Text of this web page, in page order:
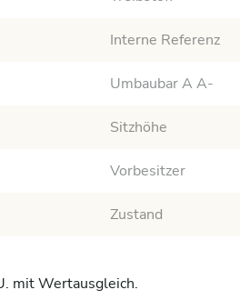
Interne Referenz
Umbaubar A A-
Sitzhöhe
Vorbesitzer
Zustand
mit Wertausgleich.